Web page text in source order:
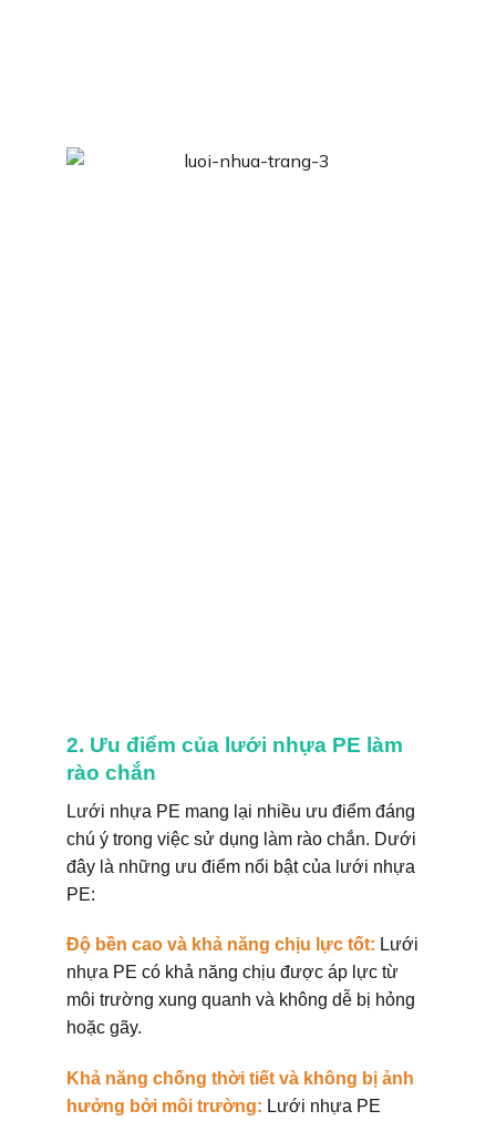
2. Ưu điểm của lưới nhựa PE làm
rào chắn
Lưới nhựa PE mang lại nhiều ưu điểm đáng
chú ý trong việc sử dụng làm rào chắn. Dưới
đây là những ưu điểm nổi bật của lưới nhựa
PE:
Độ bền cao và khả năng chịu lực tốt: Lưới
nhựa PE có khả năng chịu được áp lực từ
môi trường xung quanh và không dễ bị hỏng
hoặc gãy.
Khả năng chống thời tiết và không bị ảnh
hưởng bởi môi trường: Lưới nhựa PE